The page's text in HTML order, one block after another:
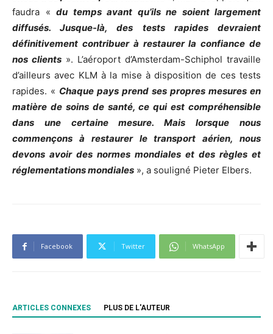
faudra « du temps avant qu’ils ne soient largement
diffusés. Jusque-là, des tests rapides devraient
définitivement contribuer à restaurer la confiance de
nos clients ». L’aéroport d’Amsterdam-Schiphol travaille
d’ailleurs avec KLM à la mise à disposition de ces tests
rapides. « Chaque pays prend ses propres mesures en
matière de soins de santé, ce qui est compréhensible
dans une certaine mesure. Mais lorsque nous
commençons à restaurer le transport aérien, nous
devons avoir des normes mondiales et des règles et
réglementations mondiales », a souligné Pieter Elbers.
Facebook Twitter WhatsApp
ARTICLES CONNEXES PLUS DE L'AUTEUR